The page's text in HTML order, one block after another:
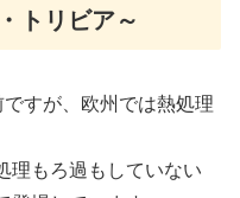
トリビア～
ですが、欧州では熱処理
理もろ過もしていない